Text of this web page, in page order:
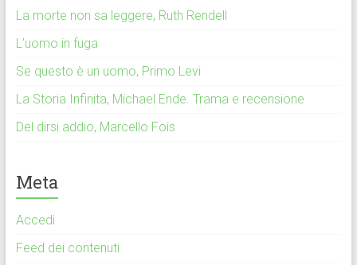
La morte non sa leggere, Ruth Rendell
L’uomo in fuga
Se questo è un uomo, Primo Levi
La Storia Infinita, Michael Ende. Trama e recensione
Del dirsi addio, Marcello Fois
Meta
Accedi
Feed dei contenuti